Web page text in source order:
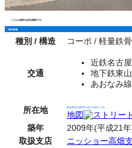
こちらの物件は現在満室です。
物件情報
種別 / 構造 コーポ / 軽量鉄
交通
近鉄名古
地下鉄東
あおなみ
所在地 愛知県名古屋市中川区大当郎３丁目
地図
築年
2009年(平成21年
取扱支店
ニッショー高畑